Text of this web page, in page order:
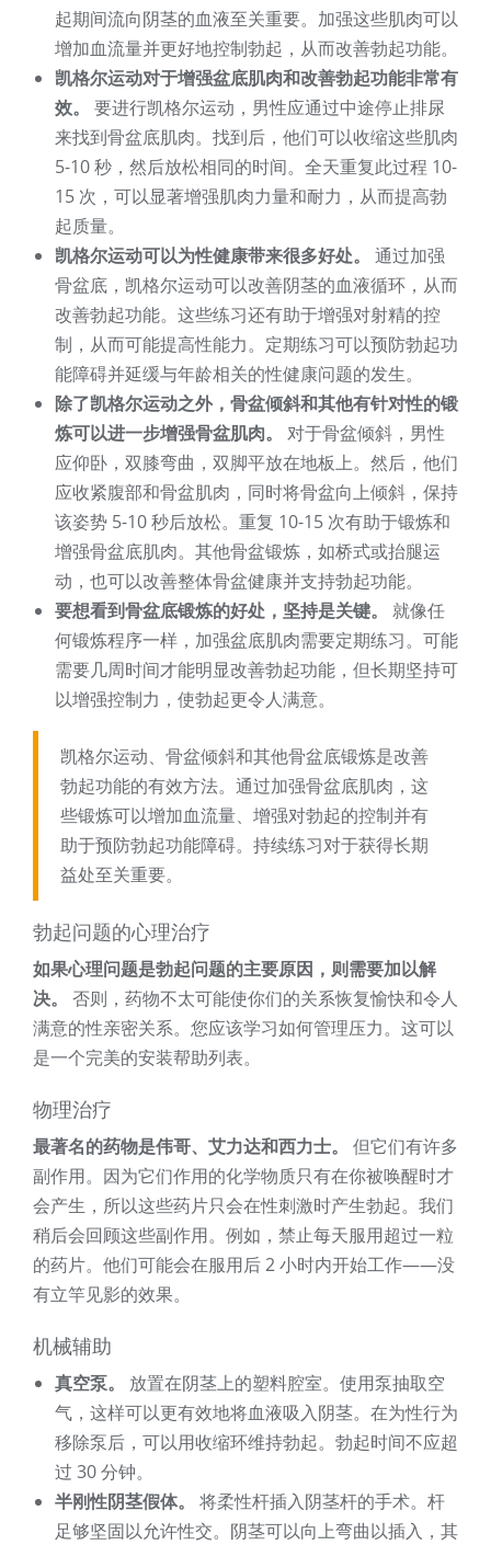
起期间流向阴茎的血液至关重要。加强这些肌肉可以
增加血流量并更好地控制勃起，从而改善勃起功能。
凯格尔运动对于增强盆底肌肉和改善勃起功能非常有
效。
要进行凯格尔运动，男性应通过中途停止排尿
来找到骨盆底肌肉。找到后，他们可以收缩这些肌肉
5-10 秒，然后放松相同的时间。全天重复此过程 10-
15 次，可以显著增强肌肉力量和耐力，从而提高勃
起质量。
凯格尔运动可以为性健康带来很多好处。
通过加强
骨盆底，凯格尔运动可以改善阴茎的血液循环，从而
改善勃起功能。这些练习还有助于增强对射精的控
制，从而可能提高性能力。定期练习可以预防勃起功
能障碍并延缓与年龄相关的性健康问题的发生。
除了凯格尔运动之外，骨盆倾斜和其他有针对性的锻
炼可以进一步增强骨盆肌肉。
对于骨盆倾斜，男性
应仰卧，双膝弯曲，双脚平放在地板上。然后，他们
应收紧腹部和骨盆肌肉，同时将​​骨盆向上倾斜，保持
该姿势 5-10 秒后放松。重复 10-15 次有助于锻炼和
增强骨盆底肌肉。其他骨盆锻炼，如桥式或抬腿运
动，也可以改善整体骨盆健康并支持勃起功能。
要想看到骨盆底锻炼的好处，坚持是关键。
就像任
何锻炼程序一样，加强盆底肌肉需要定期练习。可能
需要几周时间才能明显改善勃起功能，但长期坚持可
以增强控制力，使勃起更令人满意。
凯格尔运动、骨盆倾斜和其他骨盆底锻炼是改善
勃起功能的有效方法。通过加强骨盆底肌肉，这
些锻炼可以增加血流量、增强对勃起的控制并有
助于预防勃起功能障碍。持续练习对于获得长期
益处至关重要。
勃起问题的心理治疗
如果心理问题是勃起问题的主要原因，则需要加以解
决。
否则，药物不太可能使你们的关系恢复愉快和令人
满意的性亲密关系。您应该学习如何管理压力。这可以
是一个完美的安装帮助列表。
物理治疗
最著名的药物是伟哥、艾力达和西力士。
但它们有许多
副作用。因为它们作用的化学物质只有在你被唤醒时才
会产生，所以这些药片只会在性刺激时产生勃起。我们
稍后会回顾这些副作用。例如，禁止每天服用超过一粒
的药片。他们可能会在服用后 2 小时内开始工作——没
有立竿见影的效果。
机械辅助
真空泵。
放置在阴茎上的塑料腔室。使用泵抽取空
气，这样可以更有效地将血液吸入阴茎。在为性行为
移除泵后，可以用收缩环维持勃起。勃起时间不应超
过 30 分钟。
半刚性阴茎假体。
将柔性杆插入阴茎杆的手术。杆
足够坚固以允许性交。阴茎可以向上弯曲以插入，其